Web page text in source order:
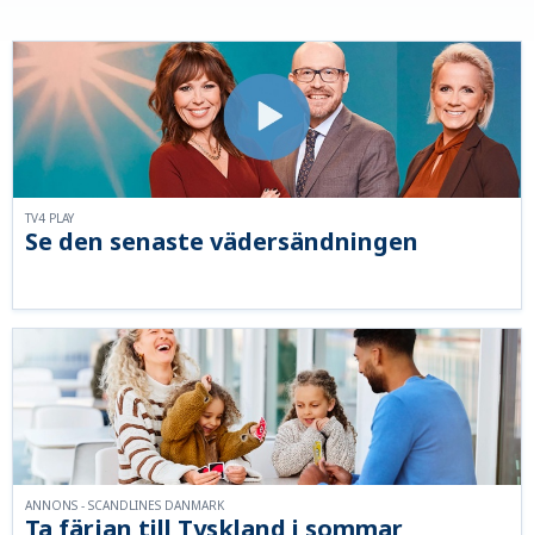
Se den senaste vädersändningen
TV4 PLAY
ANNONS - SCANDLINES DANMARK